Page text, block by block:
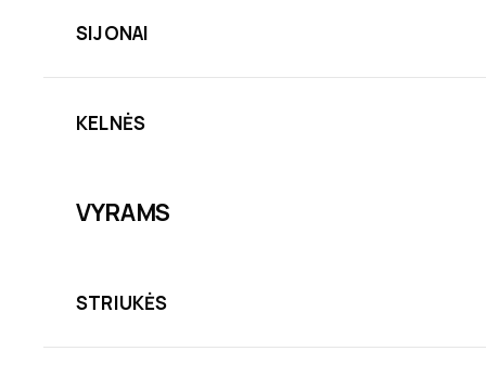
SIJONAI
KELNĖS
VYRAMS
STRIUKĖS